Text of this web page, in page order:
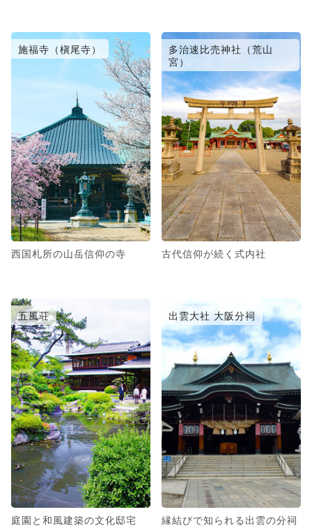
施福寺（槇尾寺）
西国札所の山岳信仰の寺
多治速比売神社（荒山
宮）
古代信仰が続く式内社
五風荘
庭園と和風建築の文化邸宅
出雲大社 大阪分祠
縁結びで知られる出雲の分祠